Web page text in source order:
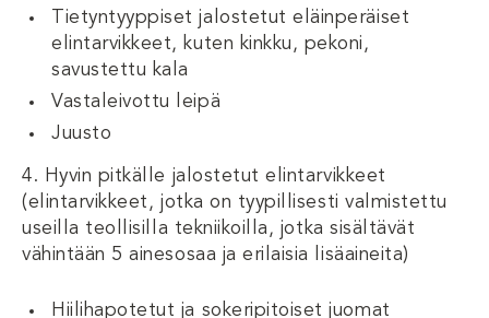
Tietyntyyppiset jalostetut eläinperäiset
elintarvikkeet, kuten kinkku, pekoni,
savustettu kala
Vastaleivottu leipä
Juusto
4. Hyvin pitkälle jalostetut elintarvikkeet
(elintarvikkeet, jotka on tyypillisesti valmistettu
useilla teollisilla tekniikoilla, jotka sisältävät
vähintään 5 ainesosaa ja erilaisia lisäaineita)
Hiilihapotetut ja sokeripitoiset juomat